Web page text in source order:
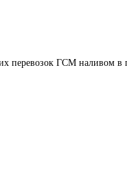
перевозок ГСМ наливом в